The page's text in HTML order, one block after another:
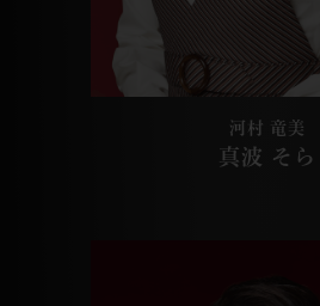
河村 竜美
真波 そら